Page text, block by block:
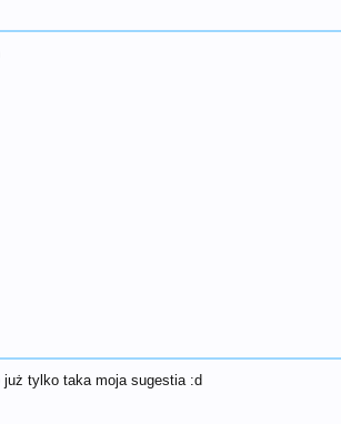
już tylko taka moja sugestia :d